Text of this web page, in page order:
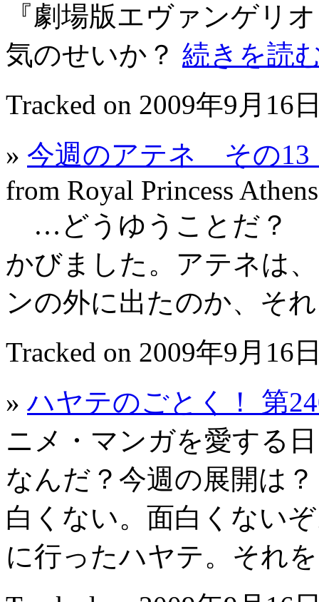
『劇場版エヴァンゲリ
気のせいか？ 続きを読
Tracked on 2009年9月16
» 今週のアテネ その
from Royal Princess Athens
…どうゆうことだ？
かびました。アテネは
ンの外に出たのか、そ
Tracked on 2009年9月16
»ハヤテのごとく！ 第
ニメ・マンガを愛する
なんだ？今週の展開は
白くない。面白くない
に行ったハヤテ。それ